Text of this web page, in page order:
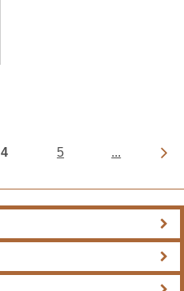
4 5 ...